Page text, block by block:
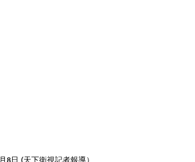
8日 (天下衛視記者報導）